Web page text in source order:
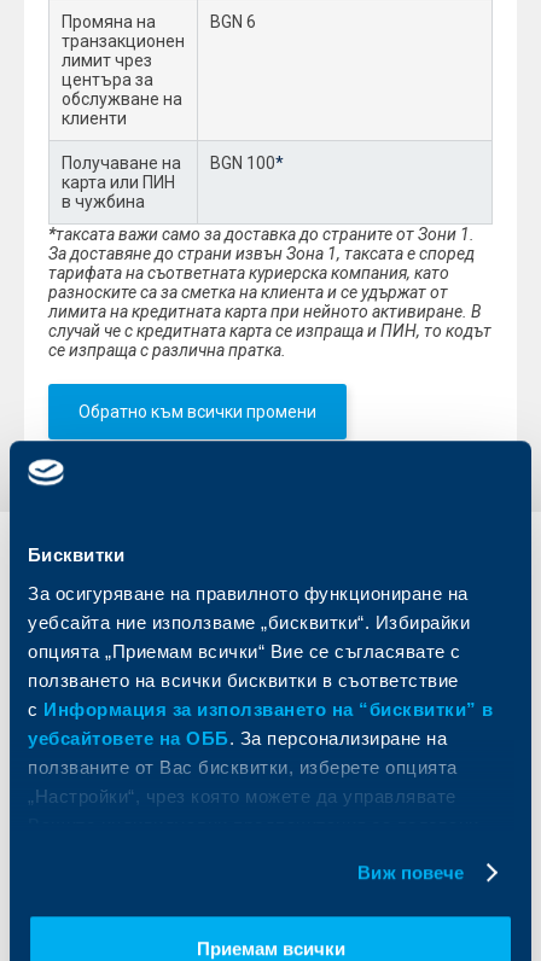
Бисквитки
За осигуряване на правилното функциониране на
уебсайта ние използваме „бисквитки“. Избирайки
опцията „Приемам всички“ Вие се съгласявате с
ползването на всички бисквитки в съответствие
с Информация за използването на “бисквитки” в
уебсайтовете на ОББ. За персонализиране на
ползваните от Вас бисквитки, изберете опцията
„Настройки“, чрез която можете да управлявате
Виж повече
Приемам всички
Промяна на
транзакционен
лимит чрез
центъра за
обслужване на
клиенти
BGN 6
Получаване на
карта или ПИН
в чужбина
BGN 100*
*таксата важи само за доставка до страните от Зони 1.
За доставяне до страни извън Зона 1, таксата е според
тарифата на съответната куриерска компания, като
разноските са за сметка на клиента и се удържат от
лимита на кредитната карта при нейното активиране. В
случай че с кредитната карта се изпраща и ПИН, то кодът
се изпраща с различна пратка.
Обратно към всички промени
Индивидуални
клиенти
Карти
Кредити
Спестявания и инвестиции
Актуализация на клиентски данни
клиенти
Кредитиране
Търговско финансиране
и попечителски услуги
Факторинг
Финансови институции и суверени
За ОББ Групата на KBC